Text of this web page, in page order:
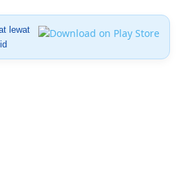
lewat